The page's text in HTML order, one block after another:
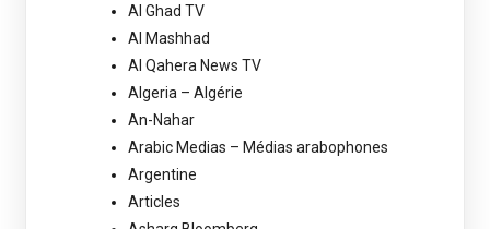
Al Ghad TV
Al Mashhad
Al Qahera News TV
Algeria – Algérie
An-Nahar
Arabic Medias – Médias arabophones
Argentine
Articles